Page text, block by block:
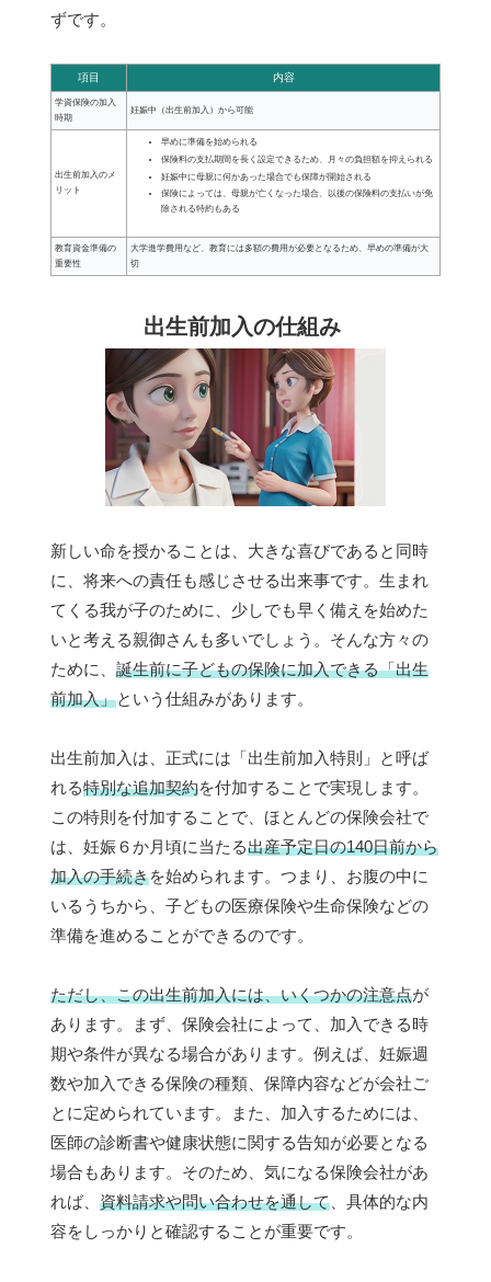
ずです。
項目 内容
学資保険の加入
時期
妊娠中（出生前加入）から可能
出生前加入のメ
リット
早めに準備を始められる
保険料の支払期間を長く設定できるため、月々の負担額を抑えられる
妊娠中に母親に何かあった場合でも保障が開始される
保険によっては、母親が亡くなった場合、以後の保険料の支払いが免
除される特約もある
教育資金準備の
重要性
大学進学費用など、教育には多額の費用が必要となるため、早めの準備が大
切
出生前加入の仕組み
新しい命を授かることは、大きな喜びであると同時
に、将来への責任も感じさせる出来事です。生まれ
てくる我が子のために、少しでも早く備えを始めた
いと考える親御さんも多いでしょう。そんな方々の
ために、 誕生前に子どもの保険に加入できる「出生
前加入」という仕組みがあります。
出生前加入は、正式には「出生前加入特則」と呼ば
れる特別な追加契約を付加することで実現します。
この特則を付加することで、ほとんどの保険会社で
は、妊娠６か月頃に当たる出産予定日の140日前から
加入の手続きを始められます。つまり、お腹の中に
いるうちから、子どもの医療保険や生命保険などの
準備を進めることができるのです。
ただし、この出生前加入には、いくつかの注意点が
あります。まず、保険会社によって、加入できる時
期や条件が異なる場合があります。例えば、妊娠週
数や加入できる保険の種類、保障内容などが会社ご
とに定められています。また、加入するためには、
医師の診断書や健康状態に関する告知が必要となる
場合もあります。そのため、気になる保険会社があ
れば、 資料請求や問い合わせを通して 、具体的な内
容をしっかりと確認することが重要です。